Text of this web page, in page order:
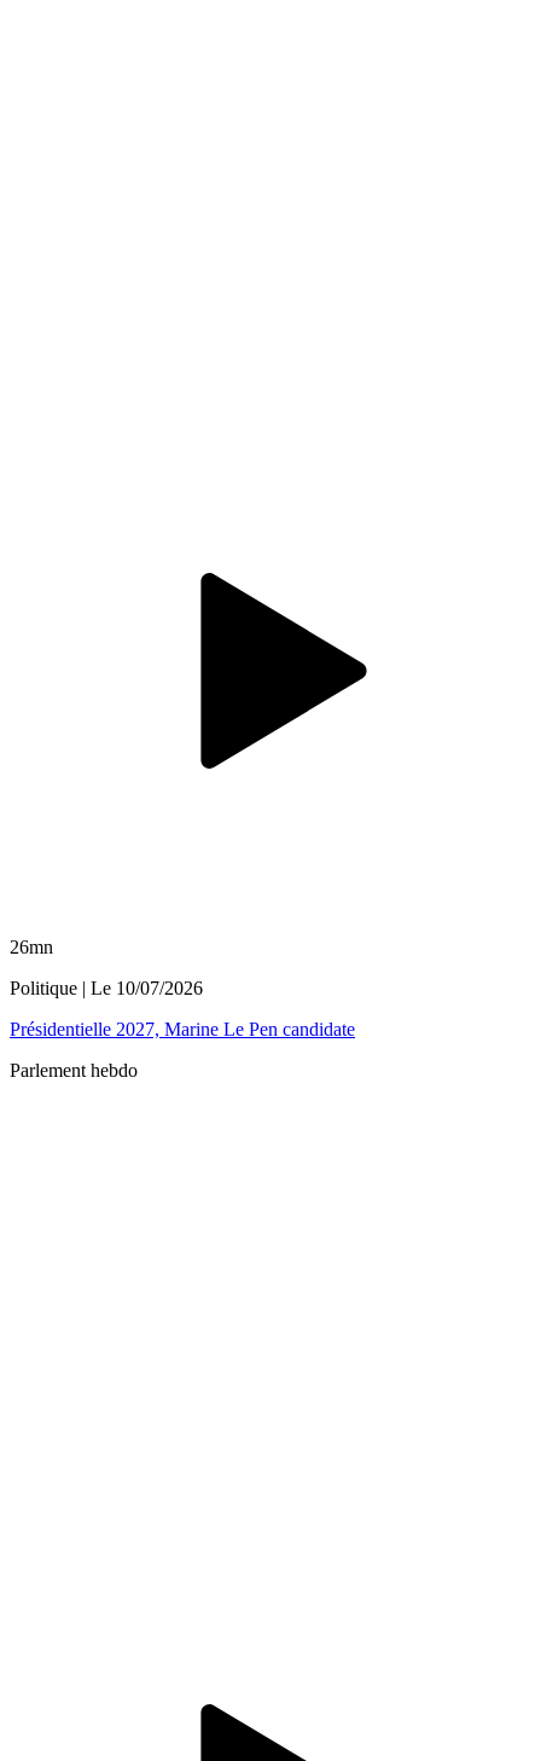
26mn
Politique | Le 10/07/2026
Présidentielle 2027, Marine Le Pen candidate
Parlement hebdo